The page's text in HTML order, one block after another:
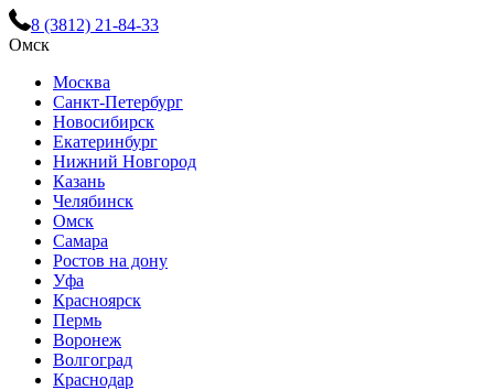
8 (3812) 21-84-33
Омск
Москва
Санкт-Петербург
Новосибирск
Екатеринбург
Нижний Новгород
Казань
Челябинск
Омск
Самара
Ростов на дону
Уфа
Красноярск
Пермь
Воронеж
Волгоград
Краснодар